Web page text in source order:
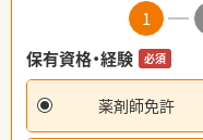
1
保有資格・経験
必須
薬剤師免許